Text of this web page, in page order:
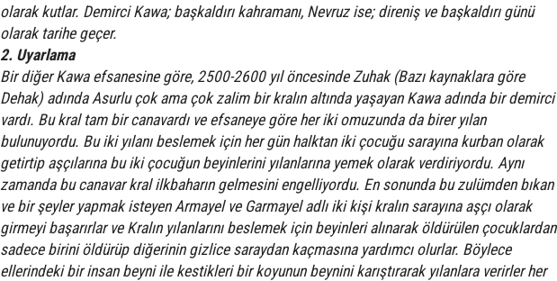
olarak kutlar. Demirci Kawa; başkaldırı kahramanı, Nevruz ise; direniş ve başkaldırı günü
olarak tarihe geçer.
2. Uyarlama
Bir diğer Kawa efsanesine göre, 2500-2600 yıl öncesinde Zuhak (Bazı kaynaklara göre
Dehak) adında Asurlu çok ama çok zalim bir kralın altında yaşayan Kawa adında bir demirci
vardı. Bu kral tam bir canavardı ve efsaneye göre her iki omuzunda da birer yılan
bulunuyordu. Bu iki yılanı beslemek için her gün halktan iki çocuğu sarayına kurban olarak
getirtip aşçılarına bu iki çocuğun beyinlerini yılanlarına yemek olarak verdiriyordu. Aynı
zamanda bu canavar kral ilkbaharın gelmesini engelliyordu. En sonunda bu zulümden bıkan
ve bir şeyler yapmak isteyen Armayel ve Garmayel adlı iki kişi kralın sarayına aşçı olarak
girmeyi başarırlar ve Kralın yılanlarını beslemek için beyinleri alınarak öldürülen çocuklardan
sadece birini öldürüp diğerinin gizlice saraydan kaçmasına yardımcı olurlar. Böylece
ellerindeki bir insan beyni ile kestikleri bir koyunun beynini karıştırarak yılanlara verirler her